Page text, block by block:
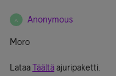
A Anonymous
Moro
LataaTäältäajuripaketti.